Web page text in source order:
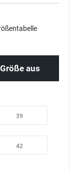
aus
39
42